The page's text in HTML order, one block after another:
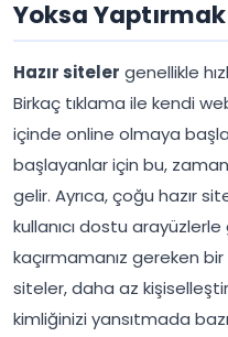
Yoksa Yaptırmak
Hazır siteler genellikle
Birkaç tıklama ile kendi
içinde online olmaya
başlayanlar için bu,
gelir. Ayrıca, çoğu hazır
kullanıcı dostu arayüzlerle
kaçırmamanız gereken
siteler, daha az
kimliğinizi yansıtmada